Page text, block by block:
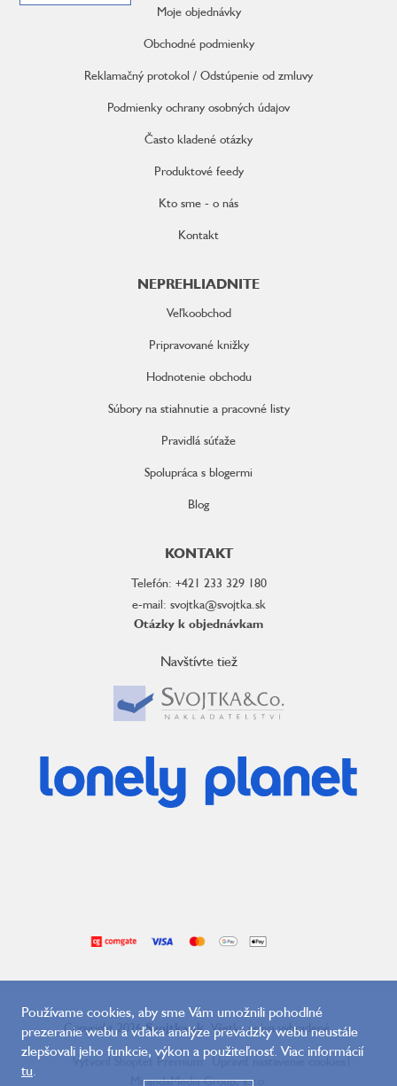
Používame cookies, aby sme Vám umožnili pohodlné
prezeranie webu a vďaka analýze prevádzky webu neustále
zlepšovali jeho funkcie, výkon a použiteľnosť. Viac informácií
tu.
Moje objednávky
Obchodné podmienky
Reklamačný protokol / Odstúpenie od zmluvy
Podmienky ochrany osobných údajov
Často kladené otázky
Produktové feedy
Kto sme - o nás
Kontakt
NEPREHLIADNITE
Veľkoobchod
Pripravované knižky
Hodnotenie obchodu
Súbory na stiahnutie a pracovné listy
Pravidlá súťaže
Spolupráca s blogermi
Blog
KONTAKT
Telefón: +421 233 329 180
e-mail: svojtka@svojtka.sk
Otázky k objednávkam
Navštívte tiež
Copyright 2026Svojtka.sk. Všetky práva vyhradené.
Vytvoril Shoptet Premium Upraviť nastavenie cookies|
MirandaMedia Group, s.r.o.